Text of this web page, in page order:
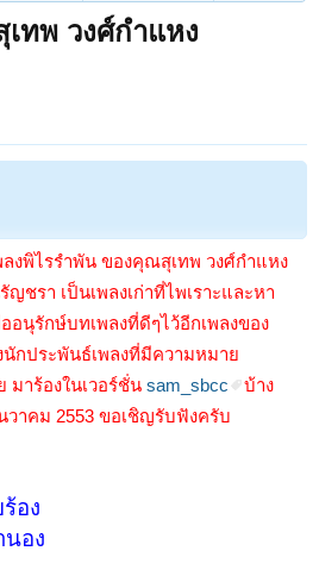
เทพ วงศ์กำแหง
งพิไรรำพัน ของคุณสุเทพ วงศ์กำแหง
ญชรา เป็นเพลงเก่าที่ไพเราะและหา
อนุรักษ์บทเพลงที่ดีๆไว้อีกเพลงของ
กประพันธ์เพลงที่มีความหมาย
มาร้องในเวอร์ชั่นsam_sbcc
บ้าง
วาคม 2553 ขอเชิญรับฟังครับ
อง
นอง